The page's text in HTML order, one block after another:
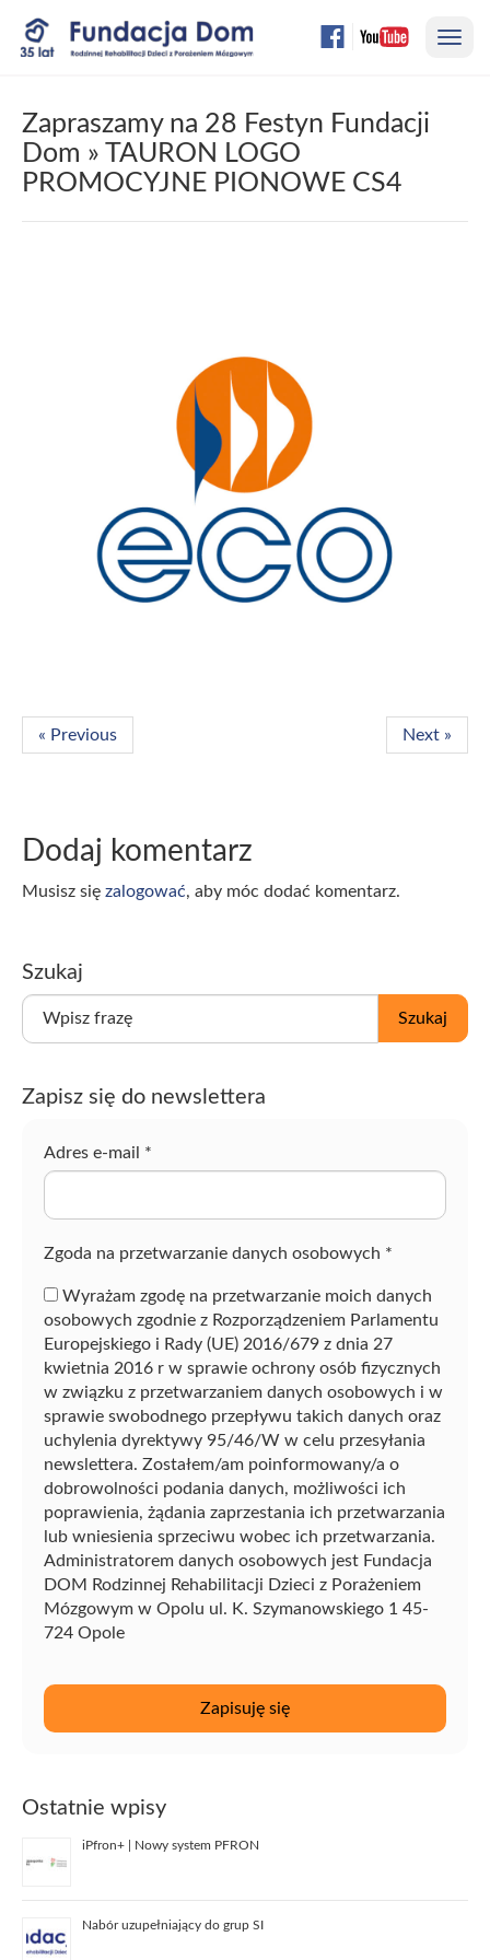
Przejdź
do
Zapraszamy na 28 Festyn Fundacji
Dom » TAURON LOGO
PROMOCYJNE PIONOWE CS4
« Previous Next »
Dodaj komentarz
Musisz się zalogować, aby móc dodać komentarz.
Szukaj
W
z
Szukaj
Zapisz się do newslettera
Adres e-mail *
Zgoda na przetwarzanie danych osobowych *
Wyrażam zgodę na przetwarzanie moich danych
osobowych zgodnie z Rozporządzeniem Parlamentu
Europejskiego i Rady (UE) 2016/679 z dnia 27
kwietnia 2016 r w sprawie ochrony osób fizycznych
w związku z przetwarzaniem danych osobowych i w
sprawie swobodnego przepływu takich danych oraz
uchylenia dyrektywy 95/46/W w celu przesyłania
newslettera. Zostałem/am poinformowany/a o
dobrowolności podania danych, możliwości ich
poprawienia, żądania zaprzestania ich przetwarzania
lub wniesienia sprzeciwu wobec ich przetwarzania.
Administratorem danych osobowych jest Fundacja
DOM Rodzinnej Rehabilitacji Dzieci z Porażeniem
Mózgowym w Opolu ul. K. Szymanowskiego 1 45-
724 Opole
Ostatnie wpisy
iPfron+ | Nowy system PFRON
Nabór uzupełniający do grup SI